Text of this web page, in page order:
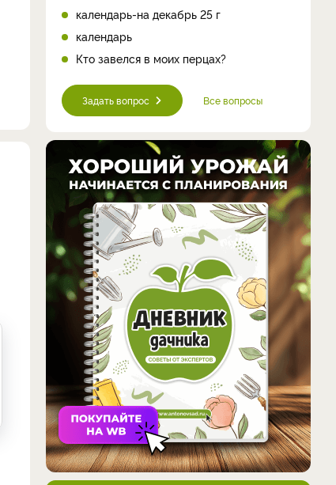
календарь-на декабрь 25 г
календарь
Кто завелся в моих перцах?
Задать вопрос Все вопросы